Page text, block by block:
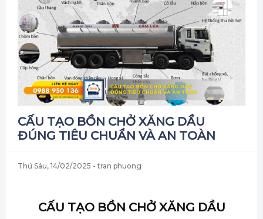
CẤU TẠO BỒN CHỞ XĂNG DẦU
ĐÚNG TIÊU CHUẨN VÀ AN TOÀN
Thứ Sáu, 14/02/2025 - tran phuong
CẤU TẠO BỒN CHỞ XĂNG DẦU